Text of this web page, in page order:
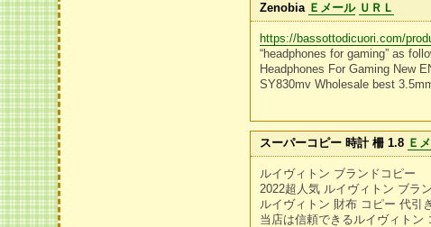
Zenobia Ｅメール ＵＲＬ
https://bassottodicuori.com/
“headphones for gaming” as
Headphones For Gaming New
SY830mv Wholesale best
スーパーコピー 時計 柵 1.8 Ｅ
ルイヴィトン ブランドコピー
2022超人気 ルイヴィトン ブラ
ルイヴィトン 財布 コピー 代引
当店は信頼できるルイヴィトン